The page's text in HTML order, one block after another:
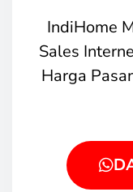
IndiHome
Sales
Harga